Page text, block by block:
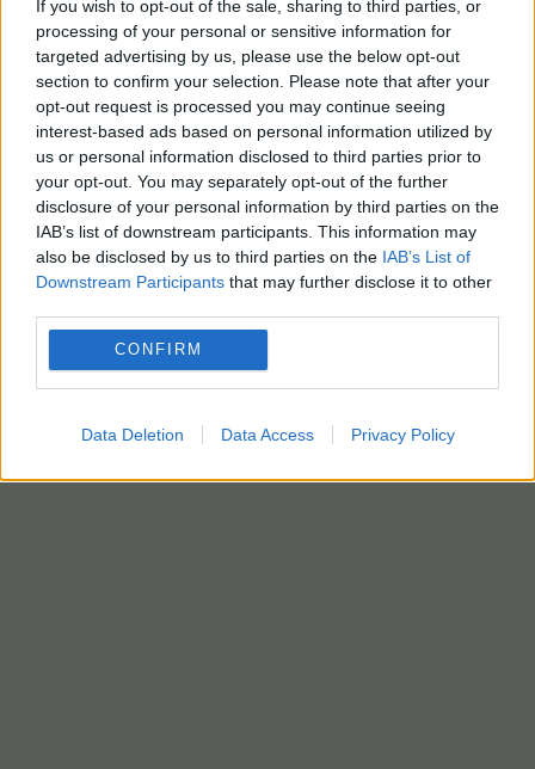
If you wish to opt-out of the sale, sharing to third parties, or
processing of your personal or sensitive information for
targeted advertising by us, please use the below opt-out
section to confirm your selection. Please note that after your
opt-out request is processed you may continue seeing
interest-based ads based on personal information utilized by
us or personal information disclosed to third parties prior to
your opt-out. You may separately opt-out of the further
disclosure of your personal information by third parties on the
IAB’s list of downstream participants. This information may
also be disclosed by us to third parties on the IAB’s List of
Downstream Participants that may further disclose it to other
CONFIRM
Data Deletion Data Access Privacy Policy